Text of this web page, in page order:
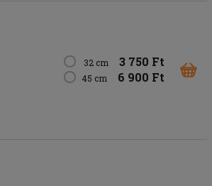
32 cm 3 750 Ft
45 cm 6 900 Ft